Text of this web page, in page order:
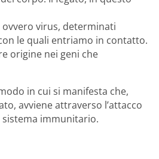
ovvero virus, determinati
le quali entriamo in contatto.
origine nei geni che
in cui si manifesta che,
avviene attraverso l’attacco
immunitario.